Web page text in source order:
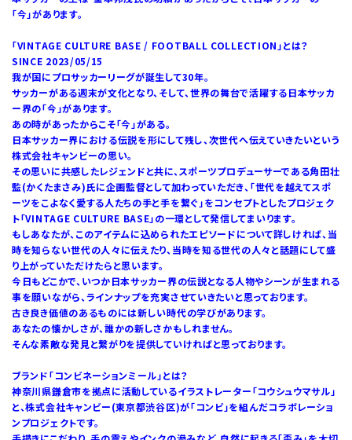
「今」があります。
「VINTAGE CULTURE BASE / FOOTBALL COLLECTION」とは？
SINCE 2023/05/15
我が国にプロサッカーリーグが誕生して30年。
サッカーがある週末が文化となり、そして、世界の舞台で活躍する日本サッカ
ー界の「今」があります。
あの時があったからこそ「今」がある。
日本サッカー界における伝説を形にして残し、次世代へ伝えていきたいという
株式会社キャンビーの思い。
その思いに共感したレジェンドと共に、スポーツプロデューサーである角田壮
監(かくたまさみ)氏に企画監督として加わっていただき、「世代を越えてスポ
ーツをこよなく愛する人たちの手と手を繋ぐ」をコンセプトとしたプロジェク
ト「VINTAGE CULTURE BASE」の一環として発信してまいります。
もしあなたが、このアイテムに込められたエピソードについて詳しければ、当
時を知らない世代の人々に伝えたり、当時を知る世代の人々と話題にして盛
り上がっていただけたらと思います。
今日もどこかで、いつか日本サッカー界の伝説となる人物やシーンが生まれる
事を願いながら、ラインナップを充実させていきたいと思っております。
古き良き価値のあるものには新しい時代の学びがあります。
あなたの懐かしさが、誰かの新しさかもしれません。
そんな素敵な発見と繋がりを提供していければと思っております。
ブランド「コンビネーションミール」とは？
神奈川県鎌倉市を拠点に活動しているイラストレーター「コウシュウマサル」
と、株式会社キャンビー(東京都渋谷区)が「コンビ」を組んだコラボレーショ
ンプロジェクトです。